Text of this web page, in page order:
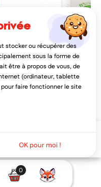
SAFORELLE
saforelle mousse
250ml
8,33€
0
stocker ou récupérer des
sous la forme de
être à propos de vous, de
(ordinateur, tablette
faire fonctionner le site
OK pour moi !